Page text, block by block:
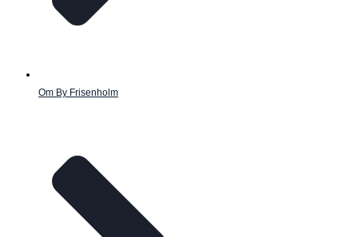
Om By Frisenholm